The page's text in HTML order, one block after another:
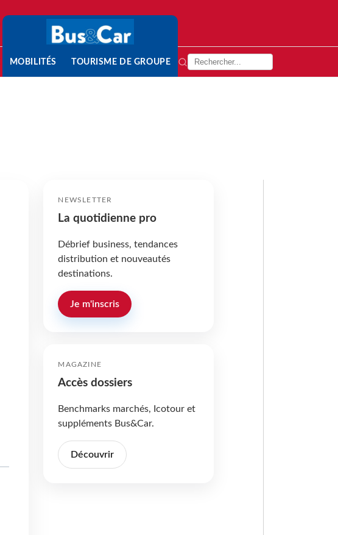
MOBILITÉS TOURISME DE GROUPE
NEWSLETTER
La quotidienne pro
Débrief business, tendances
distribution et nouveautés
destinations.
Je m'inscris
MAGAZINE
Accès dossiers
Benchmarks marchés, Icotour et
suppléments Bus&Car.
Découvrir